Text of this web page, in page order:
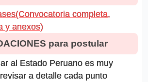
completa,
y anexos)
para postular
al Estado Peruano es muy
a detalle cada punto